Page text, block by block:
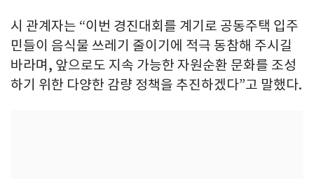
시 관계자는 “이번 경진대회를 계기로 공동주택 입주
민들이 음식물 쓰레기 줄이기에 적극 동참해 주시길
바라며, 앞으로도 지속 가능한 자원순환 문화를 조성
하기 위한 다양한 감량 정책을 추진하겠다”고 말했다.